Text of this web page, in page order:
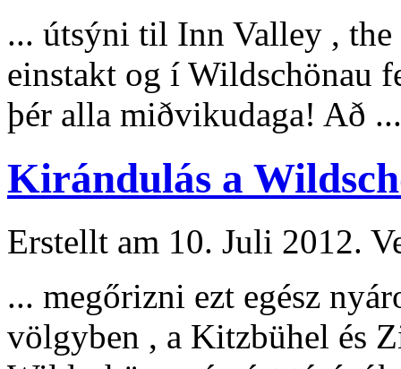
... útsýni til Inn Valley ,
einstakt og í Wildschönau
þér alla miðvikudaga! Að ...
Kirándulás a
Erstellt am 10. Juli 2012.
... megőrizni ezt egész
völgyben , a Kitzbühel és